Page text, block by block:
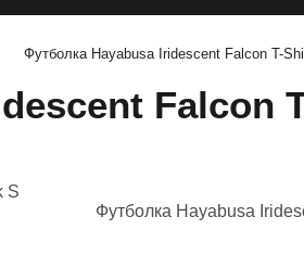
бинты
манекены
Футболка Hayabusa Iridescent Falcon T-
Falcon